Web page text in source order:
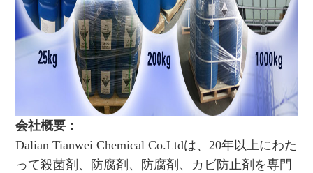
会社概要：
Dalian Tianwei Chemical Co.Ltdは、20年以上にわた
って殺菌剤、防腐剤、防腐剤、カビ防止剤を専門